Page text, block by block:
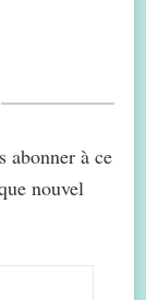
abonner à ce
nouvel